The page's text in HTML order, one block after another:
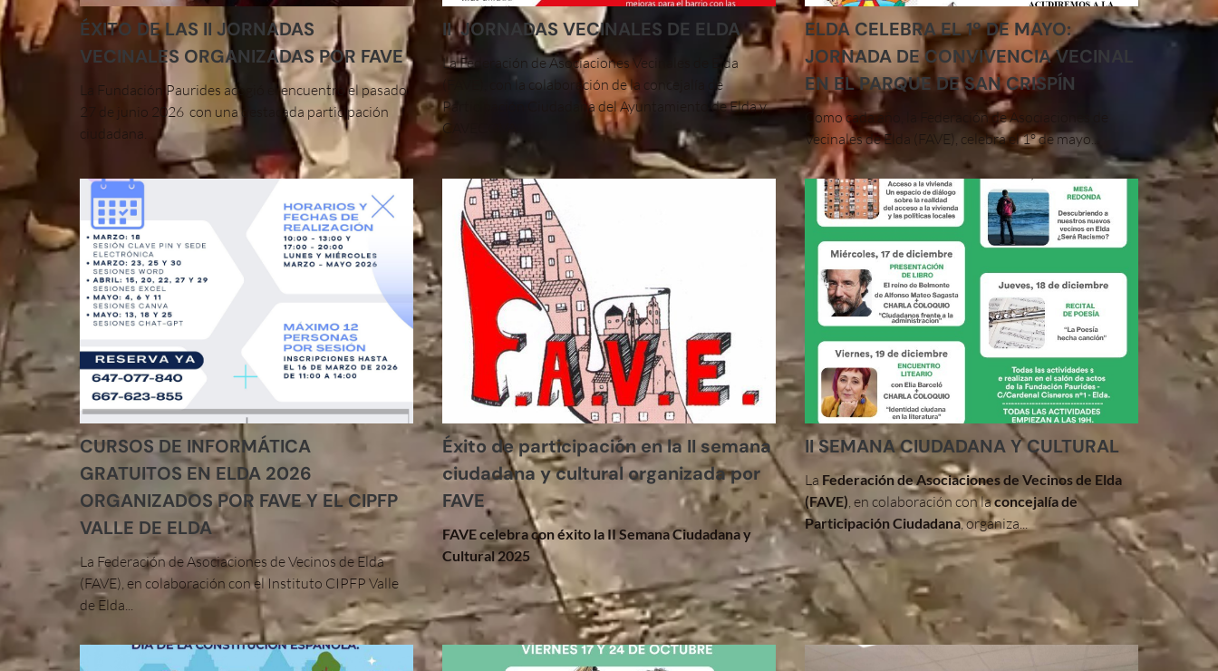
ÉXITO DE LAS II JORNADAS
VECINALES ORGANIZADAS POR FAVE
La Fundación Paurides acogió el encuentro el pasado
27 de junio 2026 con una destacada participación
ciudadana.
II JORNADAS VECINALES DE ELDA
La Federación de Asociaciones Vecinales de Elda
(FAVE), con la colaboración de la concejalía de
Participación Ciudadana del Ayuntamiento de Elda y
CAVECOVA...
ELDA CELEBRA EL 1º DE MAYO:
JORNADA DE CONVIVENCIA VECINAL
EN EL PARQUE DE SAN CRISPÍN
Como cada año, la Federación de Asociaciones de
Vecinales de Elda (FAVE), celebra el 1º de mayo...
CURSOS DE INFORMÁTICA
GRATUITOS EN ELDA 2026
ORGANIZADOS POR FAVE Y EL CIPFP
VALLE DE ELDA
La Federación de Asociaciones de Vecinos de Elda
(FAVE), en colaboración con el Instituto CIPFP Valle
de Elda...
Éxito de participación en la II semana
ciudadana y cultural organizada por
FAVE
FAVE celebra con éxito la II Semana Ciudadana y
Cultural 2025
II SEMANA CIUDADANA Y CULTURAL
La Federación de Asociaciones de Vecinos de Elda
(FAVE), en colaboración con laconcejalía de
Participación Ciudadana, organiza...